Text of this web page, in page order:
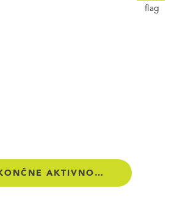
NESKONČNE AKTIVNOSTI